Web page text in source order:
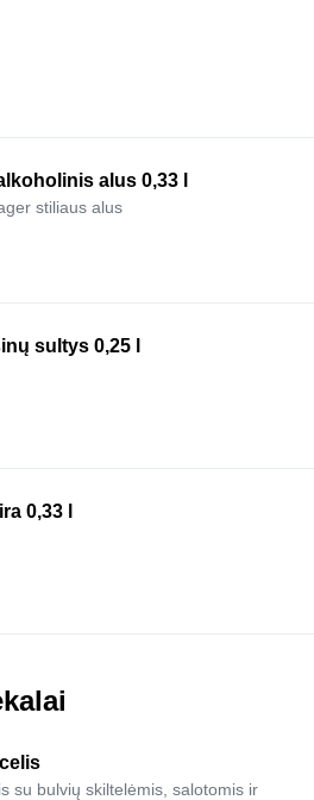
alus 0,33 l
stiliaus alus
sultys 0,25 l
0,33 l
su bulvių skiltelėmis, salotomis ir